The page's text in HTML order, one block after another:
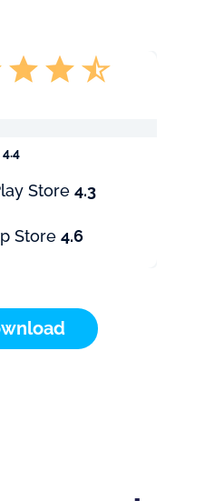
4.4
Store 4.3
Store 4.6